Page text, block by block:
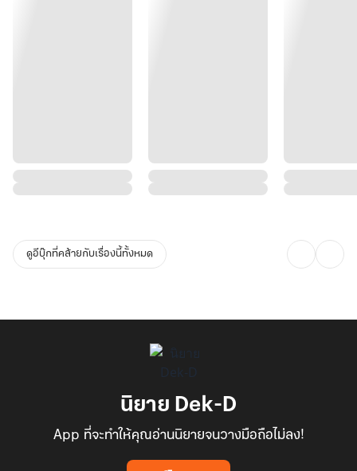
ดูอีบุ๊กที่คล้ายกับเรื่องนี้ทั้งหมด
นิยาย Dek-D
App ที่จะทำให้คุณอ่านนิยายจนวางมือถือไม่ลง!